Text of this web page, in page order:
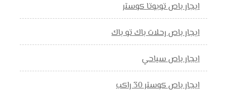
ايجار باص تويوتا كوستر
ايجار باص رحلات باك تو باك
ايجار باص سياحي
ايجار باص كوستر 30 راكب